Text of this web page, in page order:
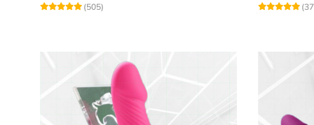
vui tứcthì . Đừng bỏ
(505)